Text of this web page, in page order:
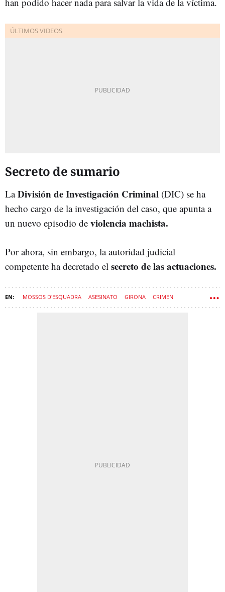
Secreto de sumario
LaDivisión de Investigación Criminal (DIC) se ha
hecho cargo de la investigación del caso, que apunta a
un nuevo episodio de violencia machista.
Por ahora, sin embargo, la autoridad judicial
competente ha decretado el secreto de las actuaciones.
MOSSOS D'ESQUADRA ASESINATO GIRONA CRIMEN